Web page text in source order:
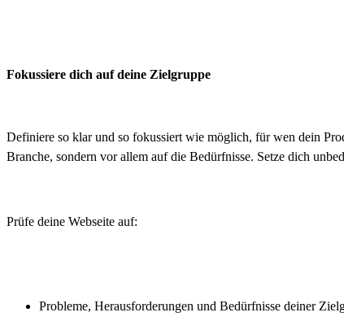
Fokussiere dich auf deine Zielgruppe
Definiere so klar und so fokussiert wie möglich, für wen dein
Branche, sondern vor allem auf die Bedürfnisse. Setze dich
Prüfe deine Webseite auf:
Probleme, Herausforderungen und Bedürfnisse deiner